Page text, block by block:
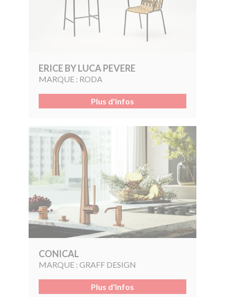
ERICE BY LUCA PEVERE
MARQUE : RODA
Plus d'infos
CONICAL
MARQUE :GRAFF DESIGN
Plus d'infos